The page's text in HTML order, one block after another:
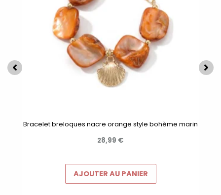
Bracelet breloques nacre orange style bohème marin
28,99 €
AJOUTER AU PANIER